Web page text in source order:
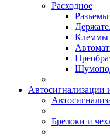
Расходное
Разъемы
Клеммы
Автосигнализации
Брелоки и